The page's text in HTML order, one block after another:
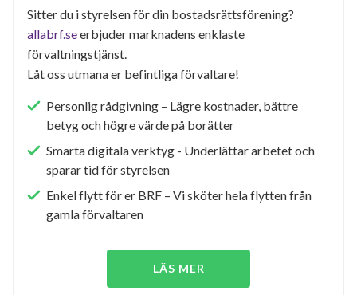
Sitter du i styrelsen för din bostadsrättsförening?
allabrf.seerbjuder marknadens enklaste
förvaltningstjänst.
Låt oss utmana er befintliga förvaltare!
Personlig rådgivning – Lägre kostnader, bättre
betyg och högre värde på borätter
Smarta digitala verktyg - Underlättar arbetet och
sparar tid för styrelsen
Enkel flytt för er BRF – Vi sköter hela flytten från
gamla förvaltaren
LÄS MER